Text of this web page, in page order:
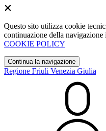
Questo sito utilizza cookie
continuazione della
COOKIE POLICY
Continua la navigazione
Regione Friuli Venezia Giulia